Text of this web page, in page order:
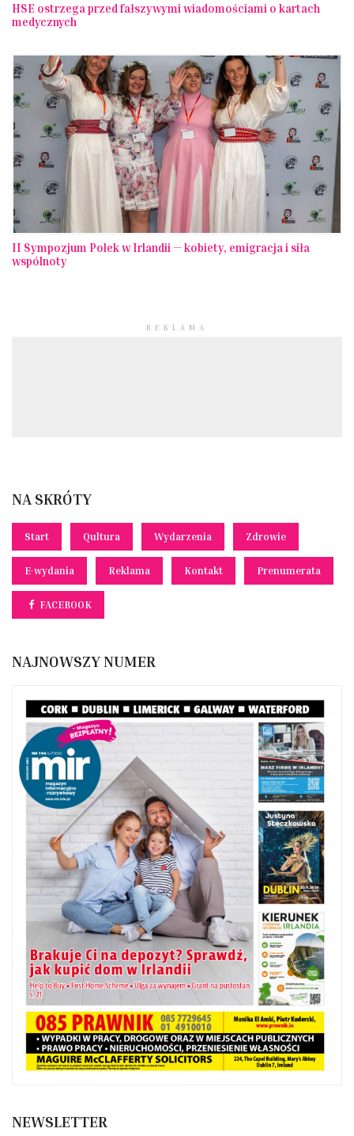
HSE ostrzega przed fałszywymi wiadomościami o kartach
medycznych
II Sympozjum Polek w Irlandii — kobiety, emigracja i siła
wspólnoty
REKLAMA
NA SKRÓTY
Start Qultura Wydarzenia Zdrowie
E-wydania Reklama Kontakt Prenumerata
FACEBOOK
NAJNOWSZY NUMER
NEWSLETTER